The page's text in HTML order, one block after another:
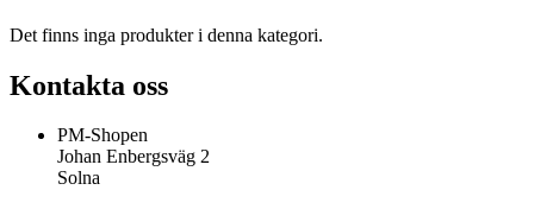
Det finns inga produkter i denna kategori.
Kontakta oss
PM-Shopen
Johan Enbergsväg 2
Solna